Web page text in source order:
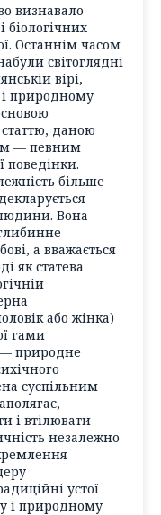
визнавало
біологічних
Останнім часом
світоглядні
вірі,
і природному
даною
— певним
поведінки.
більше
Вона
а вважається
як статева
або жінка)
гами
— природне
суспільним
і втілювати
незалежно
устої
і природному